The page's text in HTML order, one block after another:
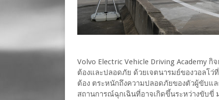
Volvo Electric Vehicle Driving Academy
ต้องและปลอดภัย ด้วยเจตนารมย์ของวอลโว่
ต้อง ตระหนักถึงความปลอดภัยของตัวผู้ขับแ
สถานการณ์ฉุกเฉินที่อาจเกิดขึ้นระหว่างขับขี่